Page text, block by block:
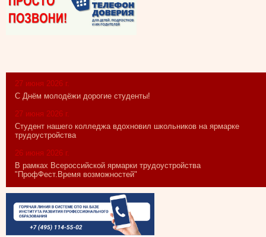
27 июня 2026 г.
С Днём молодёжи дорогие студенты!
27 июня 2026 г.
Студент нашего колледжа вдохновил школьников на ярмарке
трудоустройства
26 июня 2026 г.
В рамках Всероссийской ярмарки трудоустройства
"ПрофФест.Время возможностей"